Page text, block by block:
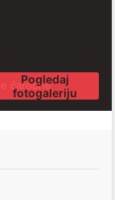
Pogledaj
fotogaleriju
čarobne